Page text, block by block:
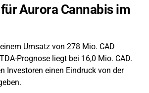
Aurora Cannabis im
Umsatz von 278 Mio. CAD
Prognose liegt bei 16,0 Mio. CAD.
Investoren einen Eindruck von der